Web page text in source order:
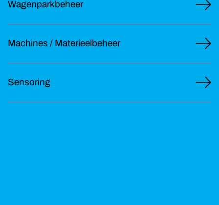
Wagenparkbeheer
Machines / Materieelbeheer
Sensoring